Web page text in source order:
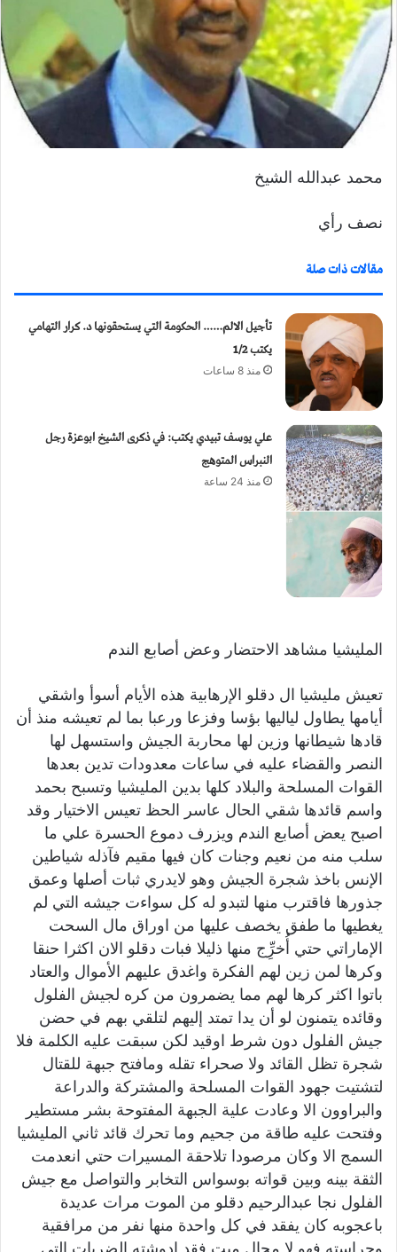
ت
ر
و
محمد عبدالله الشيخ
نصف رأي
مقالات ذات صلة
تأجيل الالم…… الحكومة التي يستحقونها د. كرار التهامي
يكتب 1/2
منذ 8 ساعات
علي يوسف تبيدي يكتب: في ذكرى الشيخ ابوعزة رجل
النبراس المتوهج
منذ 24 ساعة
المليشيا مشاهد الاحتضار وعض أصابع الندم
تعيش مليشيا ال دقلو الإرهابية هذه الأيام أسوأ واشقي
أيامها يطاول لياليها بؤسا وفزعا ورعبا بما لم تعيشه منذ أن
قادها شيطانها وزين لها محاربة الجيش واستسهل لها
النصر والقضاء عليه في ساعات معدودات تدين بعدها
القوات المسلحة والبلاد كلها بدين المليشيا وتسبح بحمد
واسم قائدها شقي الحال عاسر الحظ تعيس الاختيار وقد
اصبح يعض أصابع الندم ويزرف دموع الحسرة علي ما
سلب منه من نعيم وجنات كان فيها مقيم فآذله شياطين
الإنس باخذ شجرة الجيش وهو لايدري ثبات أصلها وعمق
جذورها فاقترب منها لتبدو له كل سواءت جيشه التي لم
يغطيها ما طفق يخصف عليها من اوراق مال السحت
الإماراتي حتي أُخرِِّج منها ذليلا فبات دقلو الان اكثرا حنقا
وكرها لمن زين لهم الفكرة واغدق عليهم الأموال والعتاد
باتوا اكثر كرها لهم مما يضمرون من كره لجيش الفلول
وقائده يتمنون لو أن يدا تمتد إليهم لتلقي بهم في حضن
جيش الفلول دون شرط اوقيد لكن سبقت عليه الكلمة فلا
شجرة تظل القائد ولا صحراء تقله ومافتح جبهة للقتال
لتشتيت جهود القوات المسلحة والمشتركة والدراعة
والبراوون الا وعادت علية الجبهة المفتوحة بشر مستطير
وفتحت عليه طاقة من جحيم وما تحرك قائد ثاني المليشيا
السمج الا وكان مرصودا تلاحقة المسيرات حتي انعدمت
الثقة بينه وبين قواته بوسواس التخابر والتواصل مع جيش
الفلول نجا عبدالرحيم دقلو من الموت مرات عديدة
باعجوبه كان يفقد في كل واحدة منها نفر من مرافقية
وحراسته فهو لا محال ميت فقد ادوشته الضربات التي